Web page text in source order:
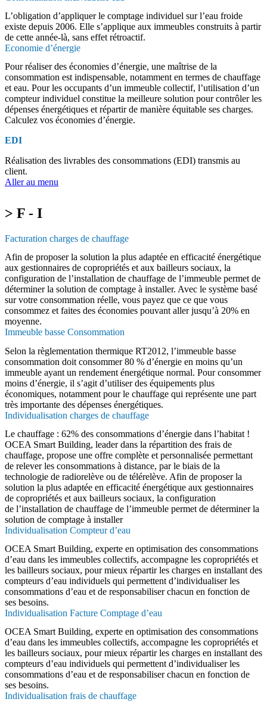
L’obligation d’appliquer le comptage individuel sur l’eau froide
existe depuis 2006. Elle s’applique aux immeubles construits à partir
de cette année-là, sans effet rétroactif.
Economie d’énergie
Pour réaliser des économies d’énergie, une maîtrise de la
consommation est indispensable, notamment en termes de chauffage
et eau. Pour les occupants d’un immeuble collectif, l’utilisation d’un
compteur individuel constitue la meilleure solution pour contrôler les
dépenses énergétiques et répartir de manière équitable ses charges.
Calculez vos économies d’énergie.
EDI
Réalisation des livrables des consommations (EDI) transmis au
client.
Aller au menu
> F - I
Facturation charges de chauffage
Afin de proposer la solution la plus adaptée en efficacité énergétique
aux gestionnaires de copropriétés et aux bailleurs sociaux, la
configuration de l’installation de chauffage de l’immeuble permet de
déterminer la solution de comptage à installer. Avec le système basé
sur votre consommation réelle, vous payez que ce que vous
consommez et faites des économies pouvant aller jusqu’à 20% en
moyenne.
Immeuble basse Consommation
Selon la règlementation thermique RT2012, l’immeuble basse
consommation doit consommer 80 % d’énergie en moins qu’un
immeuble ayant un rendement énergétique normal. Pour consommer
moins d’énergie, il s’agit d’utiliser des équipements plus
économiques, notamment pour le chauffage qui représente une part
très importante des dépenses énergétiques.
Individualisation charges de chauffage
Le chauffage : 62% des consommations d’énergie dans l’habitat !
OCEA Smart Building, leader dans la répartition des frais de
chauffage, propose une offre complète et personnalisée permettant
de relever les consommations à distance, par le biais de la
technologie de radiorelève ou de télérelève. Afin de proposer la
solution la plus adaptée en efficacité énergétique aux gestionnaires
de copropriétés et aux bailleurs sociaux, la configuration
de l’installation de chauffage de l’immeuble permet de déterminer la
solution de comptage à installer
Individualisation Compteur d’eau
OCEA Smart Building, experte en optimisation des consommations
d’eau dans les immeubles collectifs, accompagne les copropriétés et
les bailleurs sociaux, pour mieux répartir les charges en installant des
compteurs d’eau individuels qui permettent d’individualiser les
consommations d’eau et de responsabiliser chacun en fonction de
ses besoins.
Individualisation Facture Comptage d’eau
OCEA Smart Building, experte en optimisation des consommations
d’eau dans les immeubles collectifs, accompagne les copropriétés et
les bailleurs sociaux, pour mieux répartir les charges en installant des
compteurs d’eau individuels qui permettent d’individualiser les
consommations d’eau et de responsabiliser chacun en fonction de
ses besoins.
Individualisation frais de chauffage